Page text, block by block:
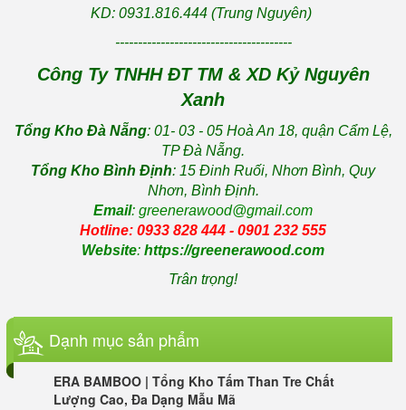
KD: 0931.816.444 (Trung Nguyên)
---------------------------------------
Công Ty TNHH ĐT TM & XD Kỷ Nguyên
Xanh
Tổng Kho Đà Nẵng: 01- 03 - 05 Hoà An 18, quận Cẩm Lệ,
TP Đà Nẵng.
Tổng Kho Bình Định: 15 Đinh Ruối, Nhơn Bình, Quy
Nhơn, Bình Định.
Email: greenerawood@gmail.com
Hotline: 0933 828 444 - 0901 232 555
Website: https://greenerawood.com
Trân trọng!
Dạnh mục sản phẩm
ERA BAMBOO | Tổng Kho Tấm Than Tre Chất
Lượng Cao, Đa Dạng Mẫu Mã